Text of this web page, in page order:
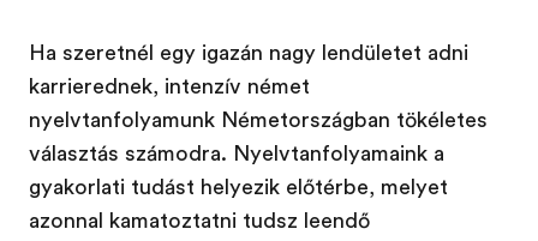
Ha szeretnél egy igazán nagy lendületet adni
karrierednek, intenzív német
nyelvtanfolyamunk Németországban tökéletes
választás számodra. Nyelvtanfolyamaink a
gyakorlati tudást helyezik előtérbe, melyet
azonnal kamatoztatni tudsz leendő